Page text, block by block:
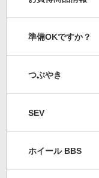
準備OKですか？
つぶやき
SEV
ホイール BBS